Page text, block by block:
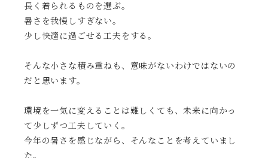
長く着られるものを選ぶ。
暑さを我慢しすぎない。
少し快適に過ごせる工夫をする。
そんな小さな積み重ねも、意味がないわけではないの
だと思います。
環境を一気に変えることは難しくても、未来に向かっ
て少しずつ工夫していく。
今年の暑さを感じながら、そんなことを考えていまし
た。